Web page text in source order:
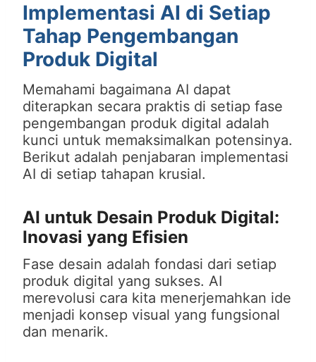
Implementasi AI di Setiap
Tahap Pengembangan
Produk Digital
Memahami bagaimana AI dapat
diterapkan secara praktis di setiap fase
pengembangan produk digital adalah
kunci untuk memaksimalkan potensinya.
Berikut adalah penjabaran implementasi
AI di setiap tahapan krusial.
AI untuk Desain Produk Digital:
Inovasi yang Efisien
Fase desain adalah fondasi dari setiap
produk digital yang sukses. AI
merevolusi cara kita menerjemahkan ide
menjadi konsep visual yang fungsional
dan menarik.